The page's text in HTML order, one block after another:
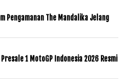
Pengamanan The Mandalika Jelang
1 MotoGP Indonesia 2026 Resmi